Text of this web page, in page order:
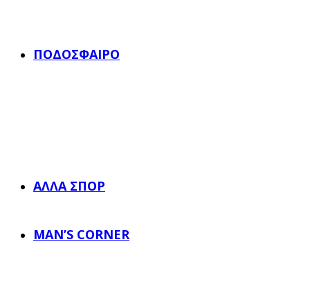
ΠΟΔΌΣΦΑΙΡΟ
ΆΛΛΑ ΣΠΟΡ
MAN’S CORNER